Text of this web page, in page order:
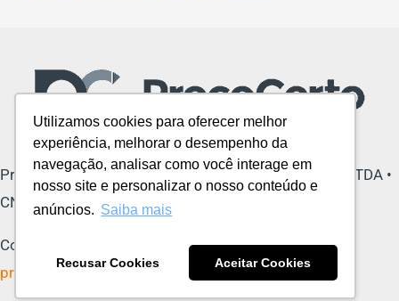
Utilizamos cookies para oferecer melhor
experiência, melhorar o desempenho da
navegação, analisar como você interage em
nosso site e personalizar o nosso conteúdo e
anúncios. Saiba mais
Recusar Cookies Aceitar Cookies
Preço Certo Precificação e Indicadores Financeiros LTDA •
CNPJ: 27.559.516/0001-27
Copyright © 2026 Blog Preço Certo |Política de
privacidade